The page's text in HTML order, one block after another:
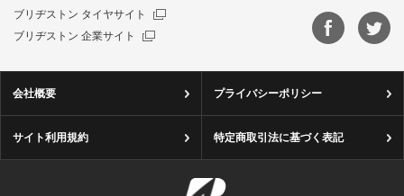
ブリヂストン タイヤサイト
ブリヂストン 企業サイト
会社概要 プライバシーポリシー
サイト利用規約 特定商取引法に基づく表記